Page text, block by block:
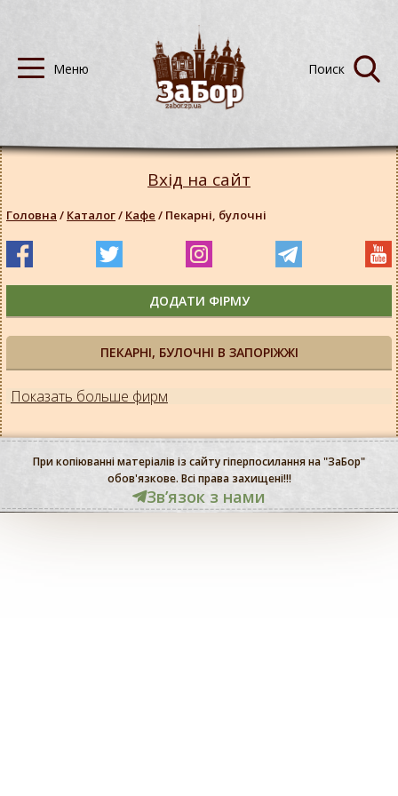
ПЕКАРНІ, БУЛОЧНІ В ЗАПОРІЖЖІ
Показать больше фирм
Вхід на сайт
Головна / Каталог/ Кафе / Пекарні, булочні
ДОДАТИ ФІРМУ
При копіюванні матеріалів із сайту гіперпосилання на "ЗаБор"
обов'язкове. Всі права захищені!!!
Звʼязок з нами